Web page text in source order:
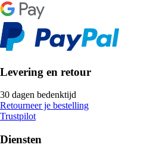
Levering en retour
30 dagen bedenktijd
Retourneer je bestelling
Trustpilot
Diensten